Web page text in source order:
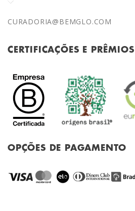
CURADORIA@BEMGLO.COM
CERTIFICAÇÕES E PRÊMIOS
OPÇÕES DE PAGAMENTO